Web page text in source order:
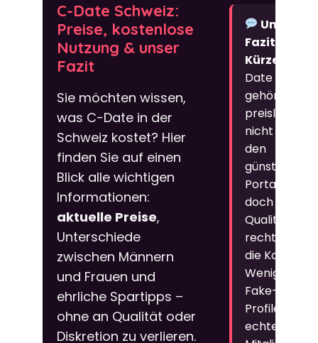
C-Date Schweiz:
Preise, kostenlose
Nutzung & unser
Fazit
Sie möchten wissen,
was C-Date in der
Schweiz kostet? Hier
finden Sie auf einen
Blick alle wichtigen
Informationen:
aktuelle Preise,
Unterschiede
zwischen Männern
und Frauen und
ehrliche Spartipps –
ohne an Qualität oder
Diskretion zu verlieren.
Unser
Fazit in
Kürze:
Date
gehört
preislich
nicht zu
den
günstigsten
Portalen,
doch die
Qualität
rechtfertigt
die Kosten.
Weniger
Fake-
Profile,
echte